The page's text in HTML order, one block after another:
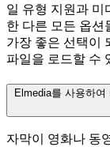
일 유형 지원과 미
한 다른 모든 옵션
가장 좋은 선택이
파일을 로드할 수
Elmedia를 사용하
자막이 영화나 동